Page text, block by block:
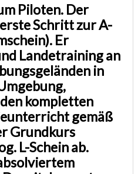
Piloten. Der
Schritt zur A-
Er
Landetraining an
in
kompletten
gemäß
Grundkurs
L-Schein ab.